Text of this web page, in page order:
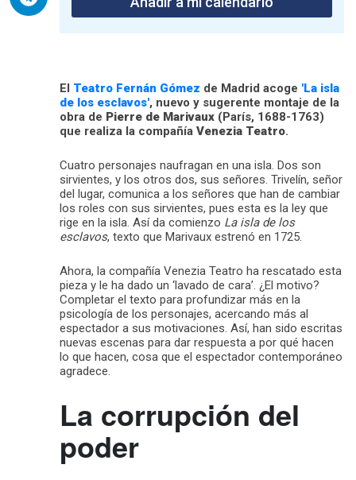
El Teatro Fernán Gómez de Madrid acoge 'La isla
de los esclavos', nuevo y sugerente montaje de la
obra de Pierre de Marivaux (París, 1688-1763)
que realiza la compañía Venezia Teatro.
Cuatro personajes naufragan en una isla. Dos son
sirvientes, y los otros dos, sus señores. Trivelín, señor
del lugar, comunica a los señores que han de cambiar
los roles con sus sirvientes, pues esta es la ley que
rige en la isla. Así da comienzo La isla de los
esclavos, texto que Marivaux estrenó en 1725.
Ahora, la compañía Venezia Teatro ha rescatado esta
pieza y le ha dado un ‘lavado de cara’. ¿El motivo?
Completar el texto para profundizar más en la
psicología de los personajes, acercando más al
espectador a sus motivaciones. Así, han sido escritas
nuevas escenas para dar respuesta a por qué hacen
lo que hacen, cosa que el espectador contemporáneo
agradece.
La corrupción del
poder